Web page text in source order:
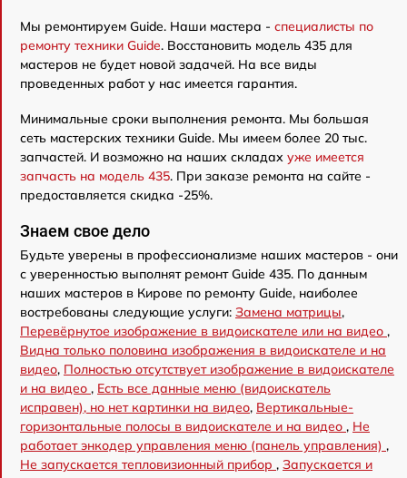
Мы ремонтируем Guide. Наши мастера - специалисты по
ремонту техники Guide. Восстановить модель 435 для
мастеров не будет новой задачей. На все виды
проведенных работ у нас имеется гарантия.
Минимальные сроки выполнения ремонта. Мы большая
сеть мастерских техники Guide. Мы имеем более 20 тыс.
запчастей. И возможно на наших складах уже имеется
запчасть на модель 435. При заказе ремонта на сайте -
предоставляется скидка -25%.
Знаем свое дело
Будьте уверены в профессионализме наших мастеров - они
с уверенностью выполнят ремонт Guide 435. По данным
наших мастеров в Кирове по ремонту Guide, наиболее
востребованы следующие услуги: Замена матрицы,
Перевёрнутое изображение в видоискателе или на видео ,
Видна только половина изображения в видоискателе и на
видео, Полностью отсутствует изображение в видоискателе
и на видео , Есть все данные меню (видоискатель
исправен), но нет картинки на видео, Вертикальные-
горизонтальные полосы в видоискателе и на видео , Не
работает энкодер управления меню (панель управления) ,
Не запускается тепловизионный прибор , Запускается и